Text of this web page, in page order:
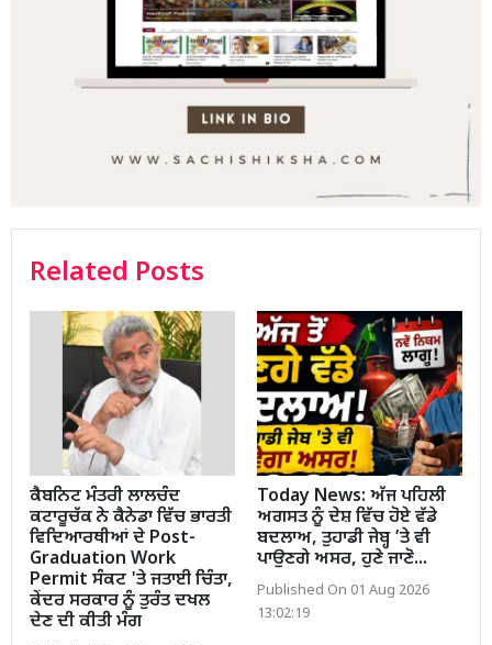
Related Posts
ਕੈਬਨਿਟ ਮੰਤਰੀ ਲਾਲਚੰਦ
ਕਟਾਰੂਚੱਕ ਨੇ ਕੈਨੇਡਾ ਵਿੱਚ ਭਾਰਤੀ
ਵਿਦਿਆਰਥੀਆਂ ਦੇ Post-
Graduation Work
Permit ਸੰਕਟ 'ਤੇ ਜਤਾਈ ਚਿੰਤਾ,
ਕੇਂਦਰ ਸਰਕਾਰ ਨੂੰ ਤੁਰੰਤ ਦਖਲ
ਦੇਣ ਦੀ ਕੀਤੀ ਮੰਗ
Today News: ਅੱਜ ਪਹਿਲੀ
ਅਗਸਤ ਨੂੰ ਦੇਸ਼ ਵਿੱਚ ਹੋਏ ਵੱਡੇ
ਬਦਲਾਅ, ਤੁਹਾਡੀ ਜੇਬ੍ਹ ’ਤੇ ਵੀ
ਪਾਉਣਗੇ ਅਸਰ, ਹੁਣੇ ਜਾਣੋ...
Published On 01 Aug 2026
13:02:19